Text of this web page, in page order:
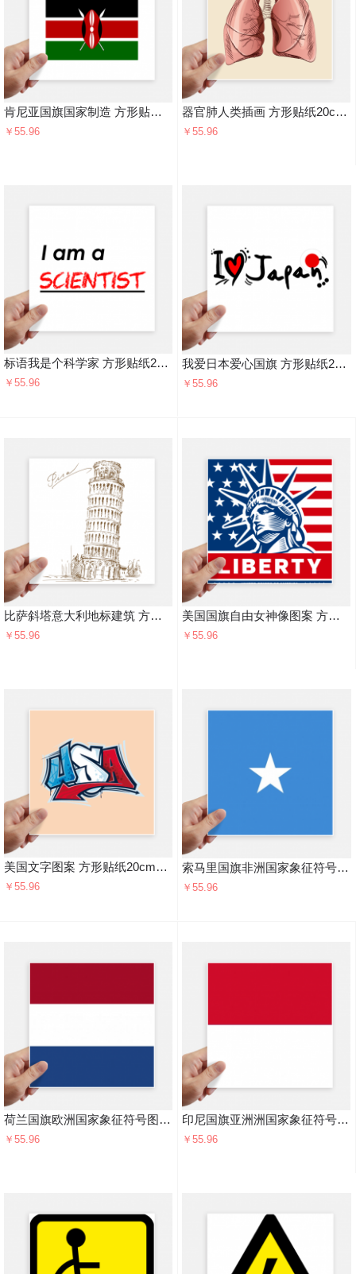
肯尼亚国旗国家制造 方形贴纸20cm摩托电脑贴画旅行箱装饰4片
￥55.96
器官肺人类插画 方形贴纸20cm摩托电脑贴画旅行箱装饰4片
￥55.96
标语我是个科学家 方形贴纸20cm摩托电脑贴画旅行箱装饰4片
￥55.96
我爱日本爱心国旗 方形贴纸20cm摩托电脑贴画旅行箱装饰4片
￥55.96
比萨斜塔意大利地标建筑 方形贴纸20cm摩托电脑贴画旅行箱装饰4片
￥55.96
美国国旗自由女神像图案 方形贴纸20cm摩托电脑贴画旅行箱装饰4片
￥55.96
美国文字图案 方形贴纸20cm摩托电脑贴画旅行箱装饰4片
￥55.96
索马里国旗非洲国家象征符号图案 方形贴纸20cm摩托电脑贴画旅行箱装饰4片
￥55.96
荷兰国旗欧洲国家象征符号图案 方形贴纸20cm摩托电脑贴画旅行箱装饰4片
￥55.96
印尼国旗亚洲洲国家象征符号图案 方形贴纸20cm摩托电脑贴画旅行箱装饰4片
￥55.96